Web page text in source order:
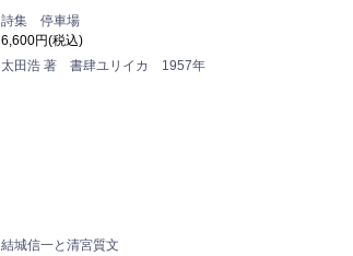
詩集 停車場
6,600円(税込)
太田浩 著 書肆ユリイカ 1957年
結城信一と清宮質文